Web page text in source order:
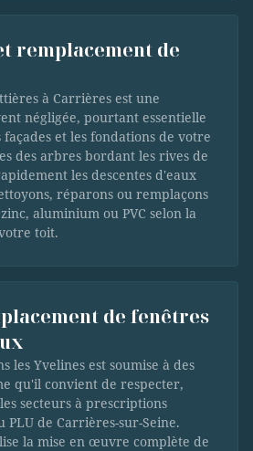
remplacement de
à Carrières est une
négligée, pourtant essentielle
et les fondations de votre
des arbres bordant les rives de
les descentes d'eaux
réparons ou remplaçons
aluminium ou PVC selon la
toit.
de fenêtres
les Yvelines est soumise à des
qu'il convient de respecter,
secteurs à prescriptions
de Carrières-sur-Seine.
la mise en œuvre complète de